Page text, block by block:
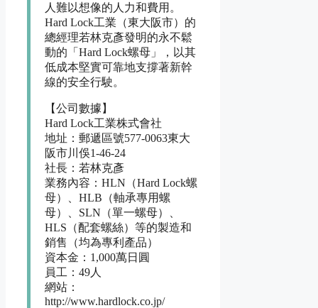
人難以想像的人力和費用。
Hard Lock工業（東大阪市）的
總經理若林克彥發明的永不鬆
動的「Hard Lock螺母」，以其
低成本堅實可靠地支撐著新幹
線的安全行駛。
【公司數據】
Hard Lock工業株式會社
地址：郵遞區號577-0063東大
阪市川俁1-46-24
社長：若林克彥
業務內容：HLN（Hard Lock螺
母）、HLB（軸承專用螺
母）、SLN（單一螺母）、
HLS（配套螺絲）等的製造和
銷售（均為專利產品）
資本金：1,000萬日圓
員工：49人
網站：
http://www.hardlock.co.jp/